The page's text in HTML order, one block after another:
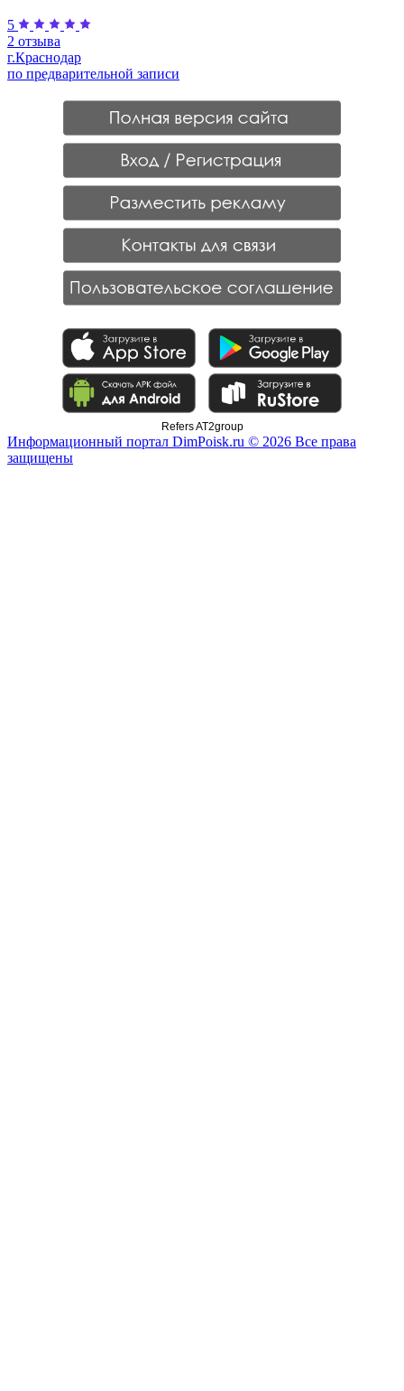
5
2 отзыва
г.Краснодар
по предварительной записи
Refers AT2group
Информационный портал DimPoisk.ru © 2026 Все права
защищены